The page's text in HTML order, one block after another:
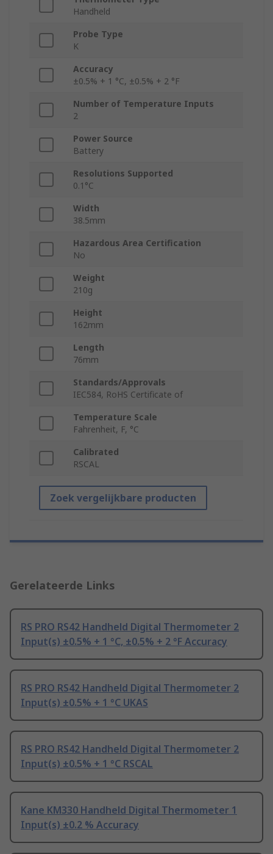
Handheld
Probe Type
K
Accuracy
±0.5% + 1 °C, ±0.5% + 2 °F
Number of Temperature Inputs
2
Power Source
Battery
Resolutions Supported
0.1°C
Width
38.5mm
Hazardous Area Certification
No
Weight
210g
Height
162mm
Length
76mm
Standards/Approvals
IEC584, RoHS Certificate of
Temperature Scale
Fahrenheit, F, °C
Calibrated
RSCAL
Zoek vergelijkbare producten
Gerelateerde Links
RS PRO RS42 Handheld Digital Thermometer 2
Input(s) ±0.5% + 1 °C, ±0.5% + 2 °F Accuracy
RS PRO RS42 Handheld Digital Thermometer 2
Input(s) ±0.5% + 1 °C UKAS
RS PRO RS42 Handheld Digital Thermometer 2
Input(s) ±0.5% + 1 °C RSCAL
Kane KM330 Handheld Digital Thermometer 1
Input(s) ±0.2 % Accuracy